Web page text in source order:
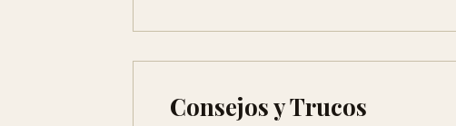
Consejos y Trucos